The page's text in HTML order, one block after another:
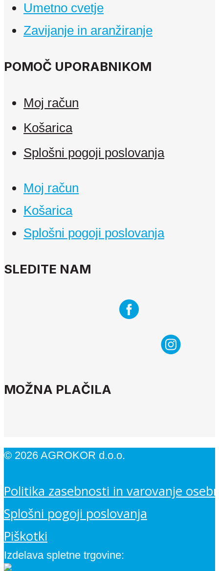
Umetno cvetje
Zavijanje in aranžiranje
POMOČ UPORABNIKOM
Moj račun
Košarica
Splošni pogoji poslovanja
Moj račun
Košarica
Splošni pogoji poslovanja
SLEDITE NAM
MOŽNA PLAČILA
© 2026 AGROKOR d.o.o.
Politika zasebnosti in varovanje
Splošni pogoji poslovanja
Piškotki
Izdelava spletne trgovine: